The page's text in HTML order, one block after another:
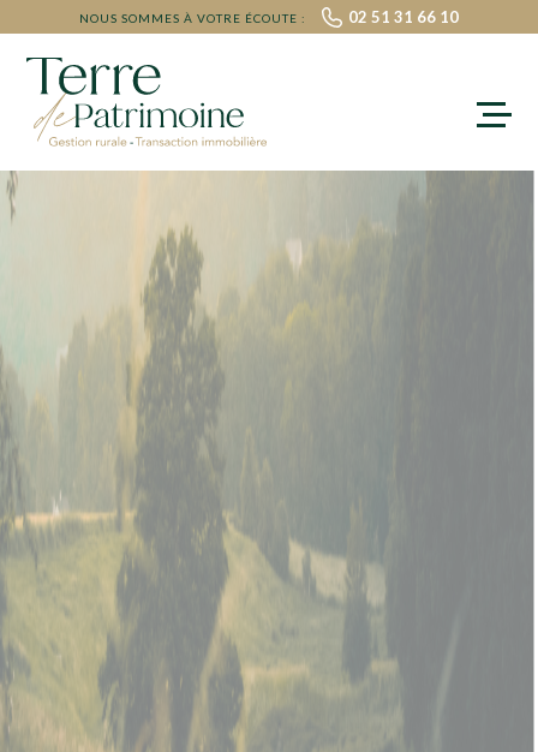
ACCUEIL
NOUS CONTACTER
NOUS SOMMES À VOTRE ÉCOUTE : 02 51 31 66 10